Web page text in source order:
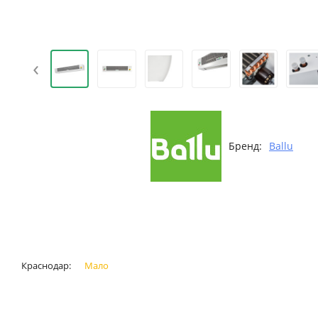
‹
Бренд: Ballu
Краснодар: Мало